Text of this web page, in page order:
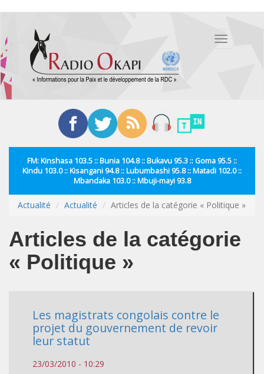
contenu
principal
Toggle
FM: Kinshasa 103.5 :: Bunia 104.8 :: Bukavu 95.3 :: Goma 95.5 ::
Kindu 103.0 :: Kisangani 94.8 :: Lubumbashi 95.8 :: Matadi 102.0 ::
Mbandaka 103.0 :: Mbuji-mayi 93.8
Actualité Actualité Articles de la catégorie « Politique »
Articles de la catégorie
« Politique »
Les magistrats congolais contre le
projet du gouvernement de revoir
leur statut
23/03/2010 - 10:29